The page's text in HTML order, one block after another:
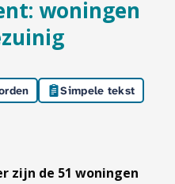
woningen
Simpele tekst
zijn de 51 woningen